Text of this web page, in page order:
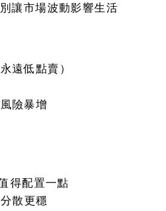
讓市場波動影響生活
遠低點賣）
險暴增
得配置一點
散更穩